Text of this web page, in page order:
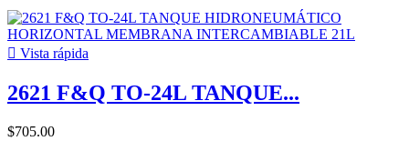
 Vista rápida
2621 F&Q TO-24L TANQUE...
$705.00